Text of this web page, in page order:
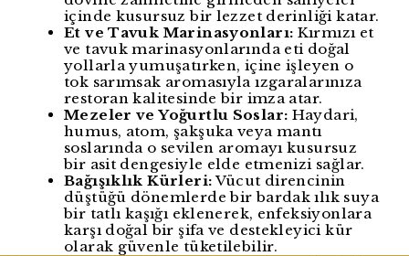
içinde kusursuz bir lezzet derinliği katar.
Et ve Tavuk Marinasyonları: Kırmızı et
ve tavuk marinasyonlarında eti doğal
yollarla yumuşatırken, içine işleyen o
tok sarımsak aromasıyla ızgaralarınıza
restoran kalitesinde bir imza atar.
Mezeler ve Yoğurtlu Soslar: Haydari,
humus, atom, şakşuka veya mantı
soslarında o sevilen aromayı kusursuz
bir asit dengesiyle elde etmenizi sağlar.
Bağışıklık Kürleri:Vücut direncinin
düştüğü dönemlerde bir bardak ılık suya
bir tatlı kaşığı eklenerek, enfeksiyonlara
karşı doğal bir şifa ve destekleyici kür
olarak güvenle tüketilebilir.